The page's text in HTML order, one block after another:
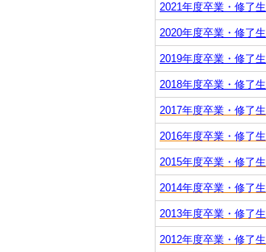
2021年度卒業・修了生
2020年度卒業・修了生
2019年度卒業・修了生
2018年度卒業・修了生
2017年度卒業・修了生
2016年度卒業・修了生
2015年度卒業・修了生
2014年度卒業・修了生
2013年度卒業・修了生
2012年度卒業・修了生